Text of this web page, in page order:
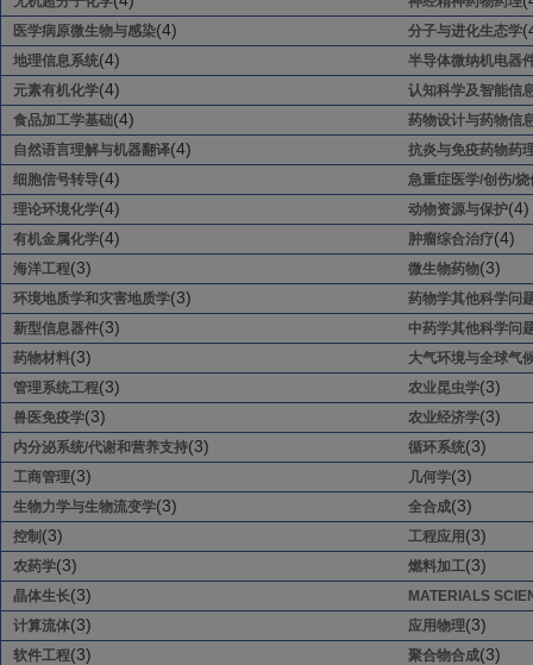
医学病原微生物与感染(4) 分子与进化生态学
地理信息系统(4)
半导体微纳机电器
元素有机化学(4)
认知科学及智能信
食品加工学基础(4)
药物设计与药物信
自然语言理解与机器翻译(4)
抗炎与免疫药物药
细胞信号转导(4)
急重症医学/创伤/烧
理论环境化学(4) 动物资源与保护(4)
有机金属化学(4) 肿瘤综合治疗(4)
海洋工程(3) 微生物药物(3)
环境地质学和灾害地质学(3)
药物学其他科学问
新型信息器件(3)
中药学其他科学问
药物材料(3)
大气环境与全球气
管理系统工程(3) 农业昆虫学(3)
兽医免疫学(3) 农业经济学(3)
内分泌系统/代谢和营养支持(3) 循环系统(3)
工商管理(3) 几何学(3)
生物力学与生物流变学(3) 全合成(3)
控制 (3) 工程应用 (3)
农药学(3) 燃料加工(3)
晶体生长(3)
MATERIALS
计算流体(3) 应用物理(3)
软件工程(3) 聚合物合成(3)